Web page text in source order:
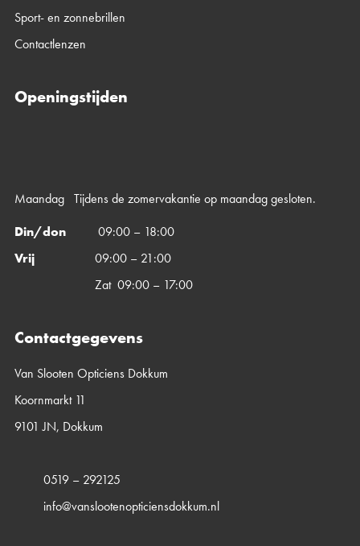
Sport- en zonnebrillen
Contactlenzen
Openingstijden
Maandag Tijdens de zomervakantie op maandag gesloten.
Din/don
09:00 – 18:00
Vrij
09:00 – 21:00
Zat 09:00 – 17:00
Contactgegevens
Van Slooten Opticiens Dokkum
Koornmarkt 11
9101 JN, Dokkum
0519 – 292125
info@vanslootenopticiensdokkum.nl